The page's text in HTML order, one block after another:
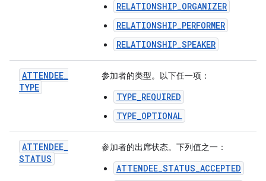
RELATIONSHIP_ORGANIZER
RELATIONSHIP_PERFORMER
RELATIONSHIP_SPEAKER
ATTENDEE_
TYPE
参加者的类型。以下任一项：
TYPE_REQUIRED
TYPE_OPTIONAL
ATTENDEE_
STATUS
参加者的出席状态。下列值之一：
ATTENDEE_STATUS_ACCEPTED